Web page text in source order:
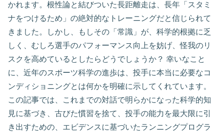
かれます。根性論と結びついた長距離走は、長年「スタミ
ナをつけるため」の絶対的なトレーニングだと信じられて
きました。しかし、もしその「常識」が、科学的根拠に乏
しく、むしろ選手のパフォーマンス向上を妨げ、怪我のリ
スクを高めているとしたらどうでしょうか？ 幸いなこと
に、近年のスポーツ科学の進歩は、投手に本当に必要なコ
ンディショニングとは何かを明確に示してくれています。
この記事では、これまでの対話で明らかになった科学的知
見に基づき、古びた慣習を捨て、投手の能力を最大限に引
き出すための、エビデンスに基づいたランニングプログラ